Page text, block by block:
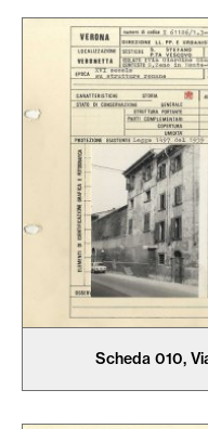
Scheda 010,